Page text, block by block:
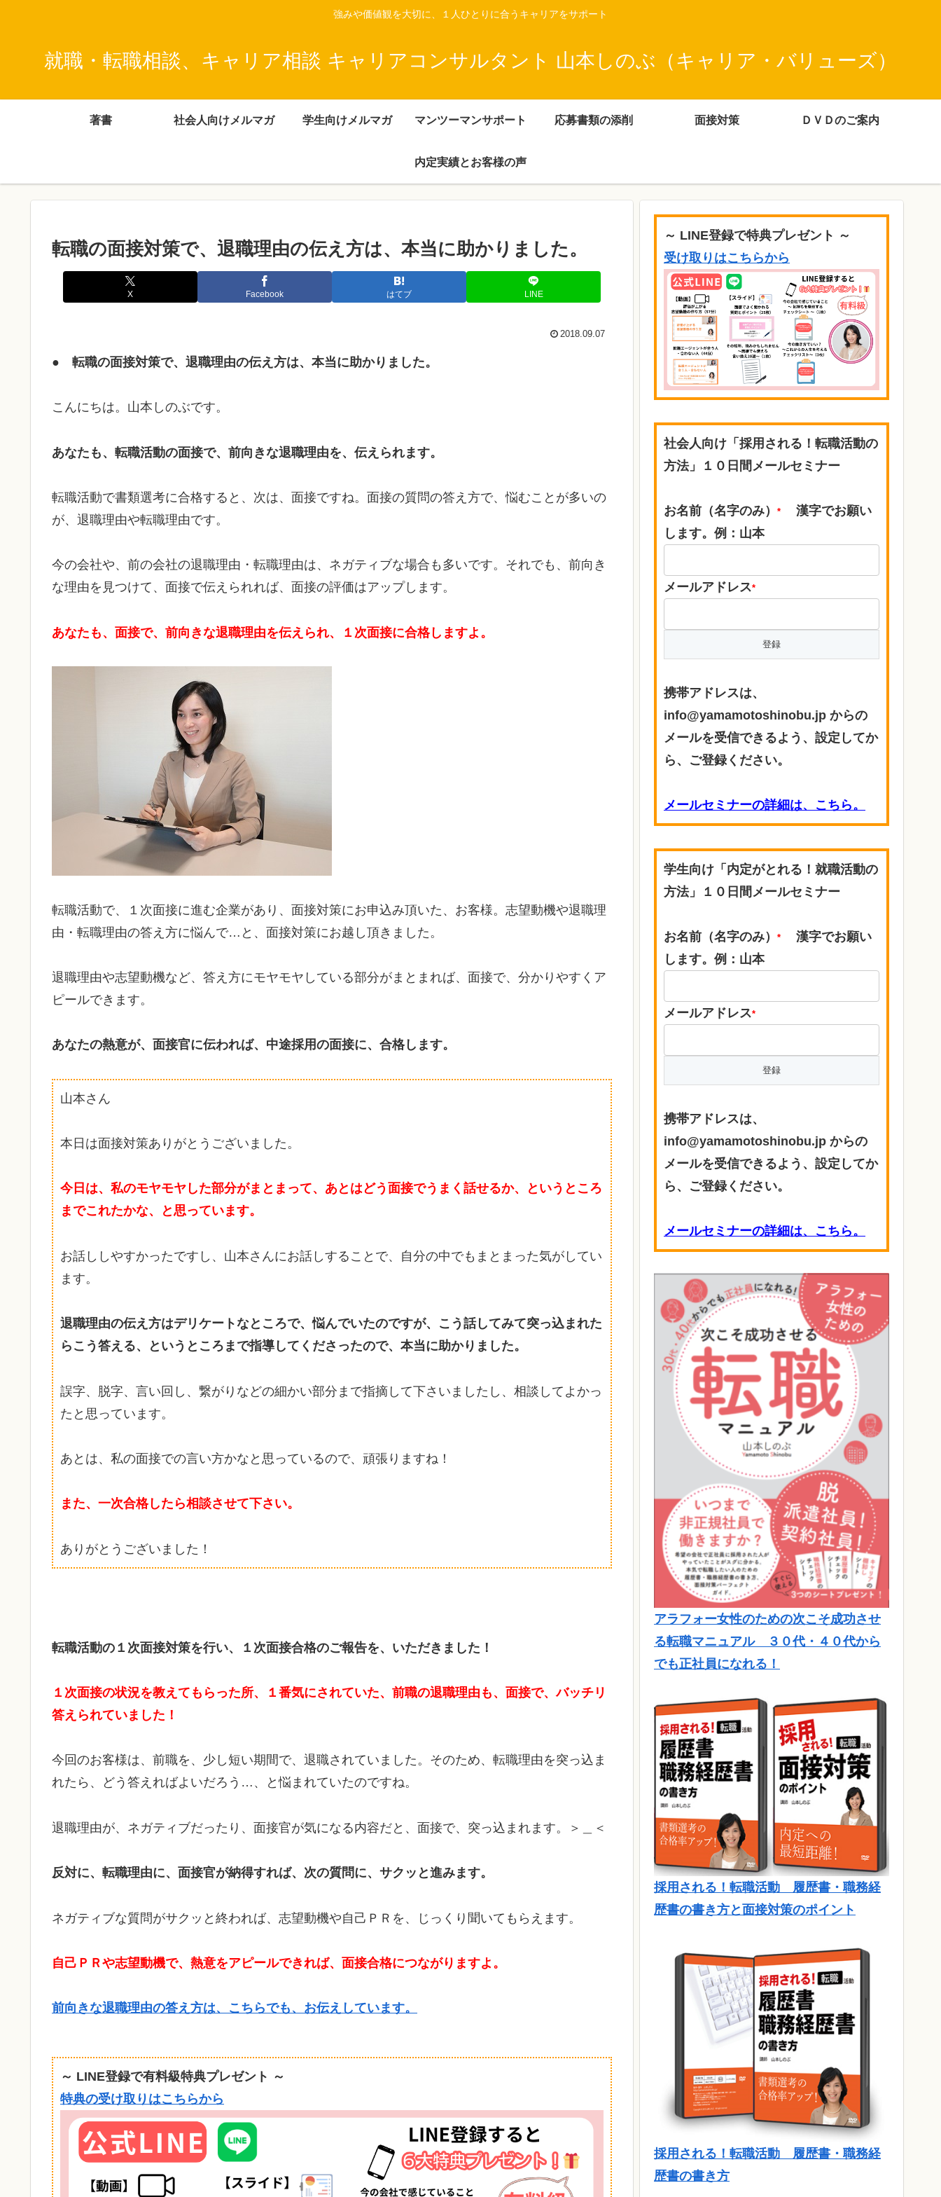
強みや価値観を大切に、１人ひとりに合うキャリアをサポート
就職・転職相談、キャリア相談 キャリアコンサルタント 山本しのぶ（キャリア・バリューズ）
著書 社会人向けメルマガ 学生向けメルマガ マンツーマンサポート 応募書類の添削 面接対策 ＤＶＤのご案内
内定実績とお客様の声
転職の面接対策で、退職理由の伝え方は、本当に助かりました。
X Facebook はてブ LINE
2018.09.07
● 転職の面接対策で、退職理由の伝え方は、本当に助かりました。
こんにちは。山本しのぶです。
あなたも、転職活動の面接で、前向きな退職理由を、伝えられます。
転職活動で書類選考に合格すると、次は、面接ですね。面接の質問の答え方で、悩むことが多いの
が、退職理由や転職理由です。
今の会社や、前の会社の退職理由・転職理由は、ネガティブな場合も多いです。それでも、前向き
な理由を見つけて、面接で伝えられれば、面接の評価はアップします。
あなたも、面接で、前向きな退職理由を伝えられ、１次面接に合格しますよ。
転職活動で、１次面接に進む企業があり、面接対策にお申込み頂いた、お客様。志望動機や退職理
由・転職理由の答え方に悩んで…と、面接対策にお越し頂きました。
退職理由や志望動機など、答え方にモヤモヤしている部分がまとまれば、面接で、分かりやすくア
ピールできます。
あなたの熱意が、面接官に伝われば、中途採用の面接に、合格します。
山本さん
本日は面接対策ありがとうございました。
今日は、私のモヤモヤした部分がまとまって、あとはどう面接でうまく話せるか、というところ
までこれたかな、と思っています。
お話ししやすかったですし、山本さんにお話しすることで、自分の中でもまとまった気がしてい
ます。
退職理由の伝え方はデリケートなところで、悩んでいたのですが、こう話してみて突っ込まれた
らこう答える、というところまで指導してくださったので、本当に助かりました。
誤字、脱字、言い回し、繋がりなどの細かい部分まで指摘して下さいましたし、相談してよかっ
たと思っています。
あとは、私の面接での言い方かなと思っているので、頑張りますね！
また、一次合格したら相談させて下さい。
ありがとうございました！
転職活動の１次面接対策を行い、１次面接合格のご報告を、いただきました！
１次面接の状況を教えてもらった所、１番気にされていた、前職の退職理由も、面接で、バッチリ
答えられていました！
今回のお客様は、前職を、少し短い期間で、退職されていました。そのため、転職理由を突っ込ま
れたら、どう答えればよいだろう…、と悩まれていたのですね。
退職理由が、ネガティブだったり、面接官が気になる内容だと、面接で、突っ込まれます。＞＿＜
反対に、転職理由に、面接官が納得すれば、次の質問に、サクッと進みます。
ネガティブな質問がサクッと終われば、志望動機や自己ＰＲを、じっくり聞いてもらえます。
自己ＰＲや志望動機で、熱意をアピールできれば、面接合格につながりますよ。
前向きな退職理由の答え方は、こちらでも、お伝えしています。
～ LINE登録で有料級特典プレゼント ～
特典の受け取りはこちらから
～ LINE登録で特典プレゼント ～
受け取りはこちらから
社会人向け「採用される！転職活動の
方法」１０日間メールセミナー
お名前（名字のみ） *
漢字でお願い
します。例：山本
メールアドレス*
携帯アドレスは、
info@yamamotoshinobu.jp からの
メールを受信できるよう、設定してか
ら、ご登録ください。
メールセミナーの詳細は、こちら。
学生向け「内定がとれる！就職活動の
方法」１０日間メールセミナー
お名前（名字のみ） *
漢字でお願い
します。例：山本
メールアドレス*
携帯アドレスは、
info@yamamotoshinobu.jp からの
メールを受信できるよう、設定してか
ら、ご登録ください。
メールセミナーの詳細は、こちら。
アラフォー女性のための次こそ成功させ
る転職マニュアル ３０代・４０代から
でも正社員になれる！
採用される！転職活動 履歴書・職務経
歴書の書き方と面接対策のポイント
採用される！転職活動 履歴書・職務経
歴書の書き方